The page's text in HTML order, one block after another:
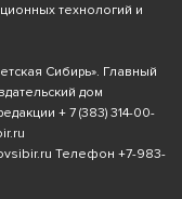
технологий и
Сибирь». Главный
дом
+ 7 (383) 314-00-
Телефон +7-983-